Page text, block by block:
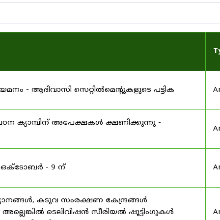
- ആദിവാസി സെറ്റിൽമെന്റുകളുടെ പട്ടിക
ക്യാമ്പിന് അപേക്ഷകൾ ക്ഷണിക്കുന്നു -
ഒക്ടോബർ - 9 ന്
കടുവ സംരക്ഷണ കേന്ദ്രങ്ങൾ
ടെലിവിഷൻ സീരിയൽ ഷൂട്ടിംഗുകൾ